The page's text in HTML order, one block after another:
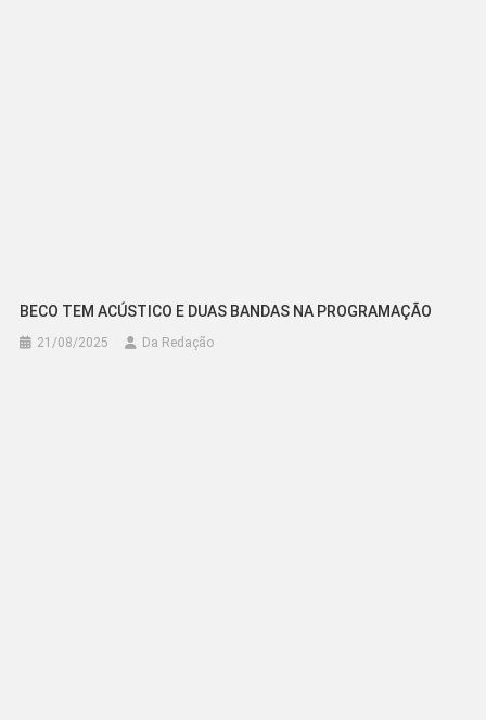
BECO TEM ACÚSTICO E DUAS BANDAS NA PROGRAMAÇÃO
21/08/2025 Da Redação